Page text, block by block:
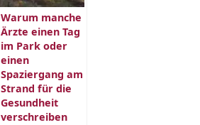
Warum manche
Ärzte einen Tag
im Park oder
einen
Spaziergang am
Strand für die
Gesundheit
verschreiben